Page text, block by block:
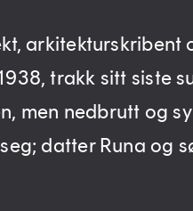
arkitekturskribent
trakk sitt siste
men nedbrutt og
datter Runa og